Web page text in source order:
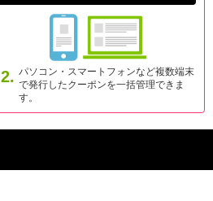
2. パソコン・スマートフォンなど複数端末
で発行したクーポンを一括管理できま
す。